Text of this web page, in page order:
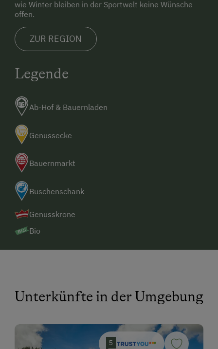
wie Winter bleiben in der Sportwelt keine Wünsche
offen.
ZUR REGION
Legende
Ab-Hof & Bauernladen
Genussecke
Bauernmarkt
Buschenschank
Genusskrone
Bio
Unterkünfte in der Umgebung
5